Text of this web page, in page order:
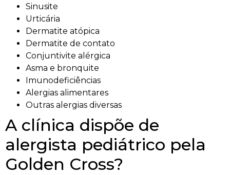
Sinusite
Urticária
Dermatite atópica
Dermatite de contato
Conjuntivite alérgica
Asma e bronquite
Imunodeficiências
Alergias alimentares
Outras alergias diversas
A clínica dispõe de
alergista pediátrico pela
Golden Cross?